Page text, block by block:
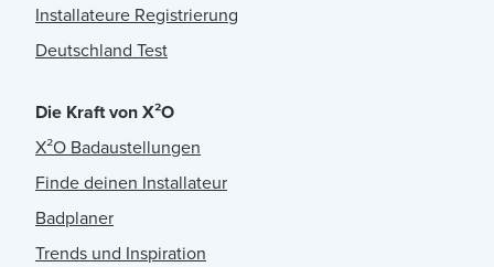
Installateure Registrierung
Deutschland Test
Die Kraft von X²O
X²O Badaustellungen
Finde deinen Installateur
Badplaner
Trends und Inspiration